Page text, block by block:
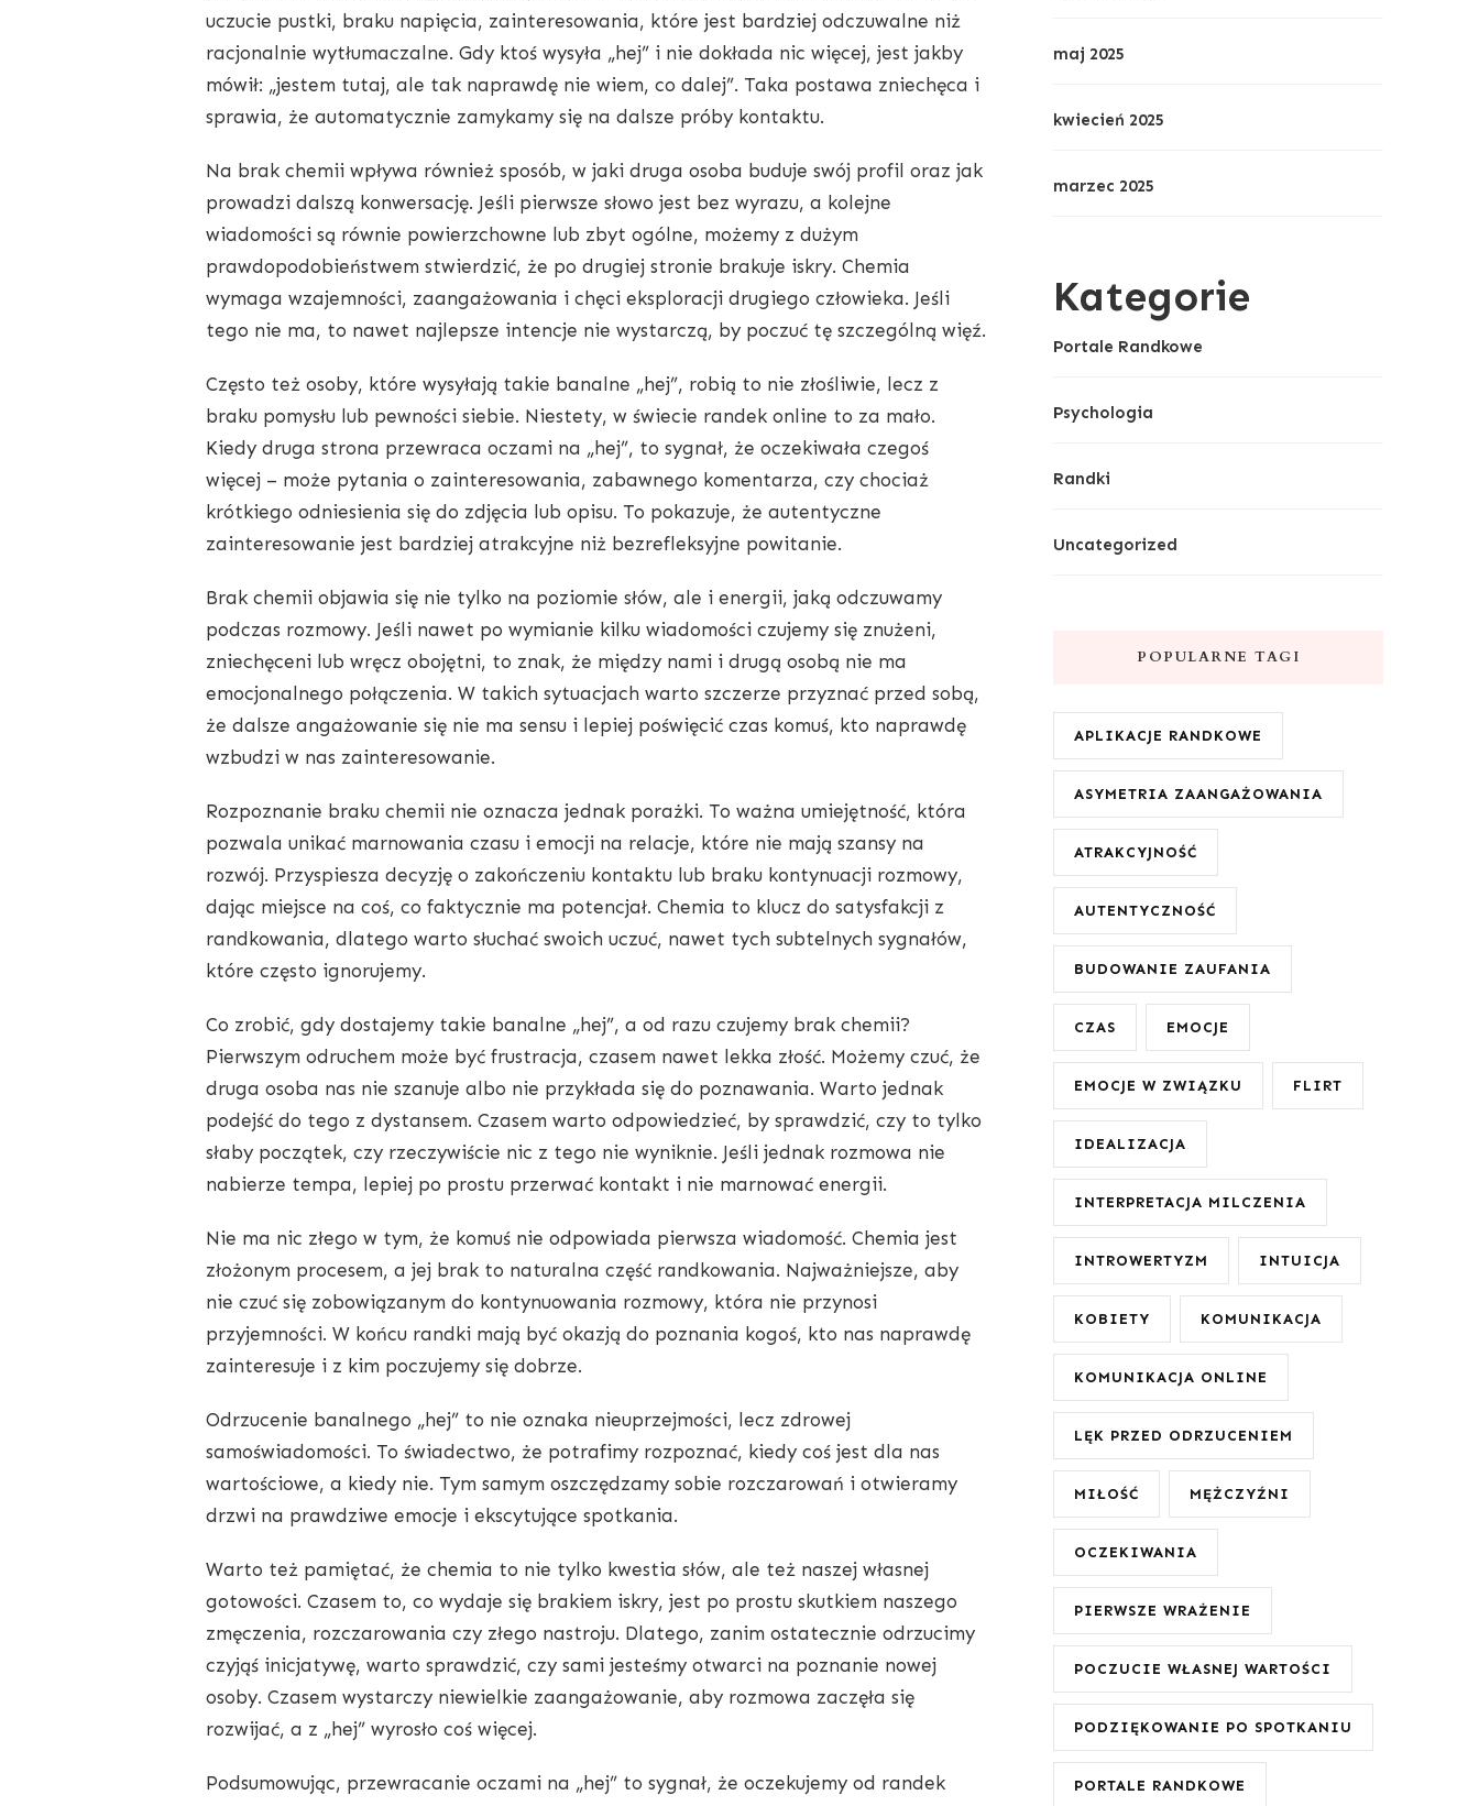
uczucie pustki, braku napięcia, zainteresowania, które jest bardziej odczuwalne niż
racjonalnie wytłumaczalne. Gdy ktoś wysyła „hej” i nie dokłada nic więcej, jest jakby
mówił: „jestem tutaj, ale tak naprawdę nie wiem, co dalej”. Taka postawa zniechęca i
sprawia, że automatycznie zamykamy się na dalsze próby kontaktu.
Na brak chemii wpływa również sposób, w jaki druga osoba buduje swój profil oraz jak
prowadzi dalszą konwersację. Jeśli pierwsze słowo jest bez wyrazu, a kolejne
wiadomości są równie powierzchowne lub zbyt ogólne, możemy z dużym
prawdopodobieństwem stwierdzić, że po drugiej stronie brakuje iskry. Chemia
wymaga wzajemności, zaangażowania i chęci eksploracji drugiego człowieka. Jeśli
tego nie ma, to nawet najlepsze intencje nie wystarczą, by poczuć tę szczególną więź.
Często też osoby, które wysyłają takie banalne „hej”, robią to nie złośliwie, lecz z
braku pomysłu lub pewności siebie. Niestety, w świecie randek online to za mało.
Kiedy druga strona przewraca oczami na „hej”, to sygnał, że oczekiwała czegoś
więcej – może pytania o zainteresowania, zabawnego komentarza, czy chociaż
krótkiego odniesienia się do zdjęcia lub opisu. To pokazuje, że autentyczne
zainteresowanie jest bardziej atrakcyjne niż bezrefleksyjne powitanie.
Brak chemii objawia się nie tylko na poziomie słów, ale i energii, jaką odczuwamy
podczas rozmowy. Jeśli nawet po wymianie kilku wiadomości czujemy się znużeni,
zniechęceni lub wręcz obojętni, to znak, że między nami i drugą osobą nie ma
emocjonalnego połączenia. W takich sytuacjach warto szczerze przyznać przed sobą,
że dalsze angażowanie się nie ma sensu i lepiej poświęcić czas komuś, kto naprawdę
wzbudzi w nas zainteresowanie.
Rozpoznanie braku chemii nie oznacza jednak porażki. To ważna umiejętność, która
pozwala unikać marnowania czasu i emocji na relacje, które nie mają szansy na
rozwój. Przyspiesza decyzję o zakończeniu kontaktu lub braku kontynuacji rozmowy,
dając miejsce na coś, co faktycznie ma potencjał. Chemia to klucz do satysfakcji z
randkowania, dlatego warto słuchać swoich uczuć, nawet tych subtelnych sygnałów,
które często ignorujemy.
Co zrobić, gdy dostajemy takie banalne „hej”, a od razu czujemy brak chemii?
Pierwszym odruchem może być frustracja, czasem nawet lekka złość. Możemy czuć, że
druga osoba nas nie szanuje albo nie przykłada się do poznawania. Warto jednak
podejść do tego z dystansem. Czasem warto odpowiedzieć, by sprawdzić, czy to tylko
słaby początek, czy rzeczywiście nic z tego nie wyniknie. Jeśli jednak rozmowa nie
nabierze tempa, lepiej po prostu przerwać kontakt i nie marnować energii.
Nie ma nic złego w tym, że komuś nie odpowiada pierwsza wiadomość. Chemia jest
złożonym procesem, a jej brak to naturalna część randkowania. Najważniejsze, aby
nie czuć się zobowiązanym do kontynuowania rozmowy, która nie przynosi
przyjemności. W końcu randki mają być okazją do poznania kogoś, kto nas naprawdę
zainteresuje i z kim poczujemy się dobrze.
Odrzucenie banalnego „hej” to nie oznaka nieuprzejmości, lecz zdrowej
samoświadomości. To świadectwo, że potrafimy rozpoznać, kiedy coś jest dla nas
wartościowe, a kiedy nie. Tym samym oszczędzamy sobie rozczarowań i otwieramy
drzwi na prawdziwe emocje i ekscytujące spotkania.
Warto też pamiętać, że chemia to nie tylko kwestia słów, ale też naszej własnej
gotowości. Czasem to, co wydaje się brakiem iskry, jest po prostu skutkiem naszego
zmęczenia, rozczarowania czy złego nastroju. Dlatego, zanim ostatecznie odrzucimy
czyjąś inicjatywę, warto sprawdzić, czy sami jesteśmy otwarci na poznanie nowej
osoby. Czasem wystarczy niewielkie zaangażowanie, aby rozmowa zaczęła się
rozwijać, a z „hej” wyrosło coś więcej.
Podsumowując, przewracanie oczami na „hej” to sygnał, że oczekujemy od randek
maj 2025
kwiecień 2025
marzec 2025
Kategorie
Portale Randkowe
Psychologia
Randki
Uncategorized
POPULARNE TAGI
APLIKACJE RANDKOWE
ASYMETRIA ZAANGAŻOWANIA
ATRAKCYJNOŚĆ
AUTENTYCZNOŚĆ
BUDOWANIE ZAUFANIA
CZAS EMOCJE
EMOCJE W ZWIĄZKU FLIRT
IDEALIZACJA
INTERPRETACJA MILCZENIA
INTROWERTYZM INTUICJA
KOBIETY KOMUNIKACJA
KOMUNIKACJA ONLINE
LĘK PRZED ODRZUCENIEM
MIŁOŚĆ MĘŻCZYŹNI
OCZEKIWANIA
PIERWSZE WRAŻENIE
POCZUCIE WŁASNEJ WARTOŚCI
PODZIĘKOWANIE PO SPOTKANIU
PORTALE RANDKOWE